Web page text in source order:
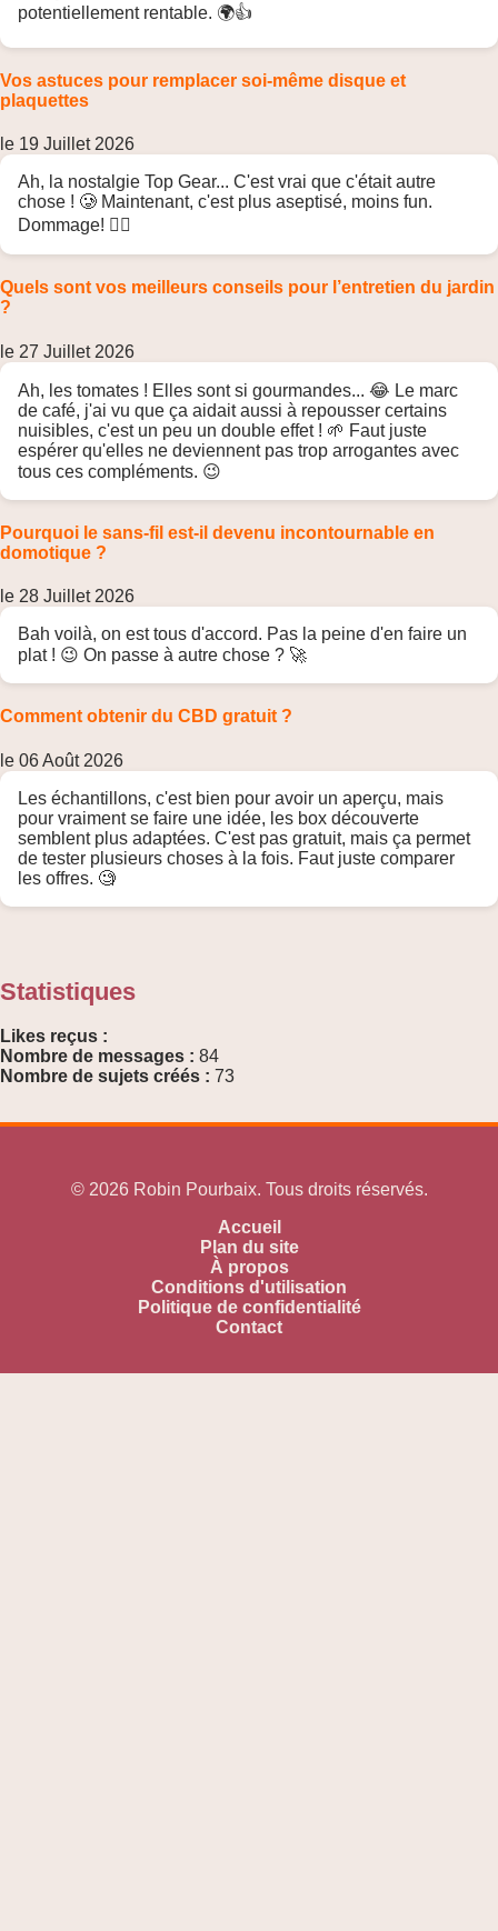
potentiellement rentable. 🌍👍
Vos astuces pour remplacer soi-même disque et
plaquettes
le 19 Juillet 2026
Ah, la nostalgie Top Gear... C'est vrai que c'était autre
chose ! 🥲 Maintenant, c'est plus aseptisé, moins fun.
Dommage! 🤷‍♀️
Quels sont vos meilleurs conseils pour l’entretien du jardin
?
le 27 Juillet 2026
Ah, les tomates ! Elles sont si gourmandes... 😂 Le marc
de café, j'ai vu que ça aidait aussi à repousser certains
nuisibles, c'est un peu un double effet ! 🌱 Faut juste
espérer qu'elles ne deviennent pas trop arrogantes avec
tous ces compléments. 😉
Pourquoi le sans-fil est-il devenu incontournable en
domotique ?
le 28 Juillet 2026
Bah voilà, on est tous d'accord. Pas la peine d'en faire un
plat ! 😉 On passe à autre chose ? 🚀
Comment obtenir du CBD gratuit ?
le 06 Août 2026
Les échantillons, c'est bien pour avoir un aperçu, mais
pour vraiment se faire une idée, les box découverte
semblent plus adaptées. C'est pas gratuit, mais ça permet
de tester plusieurs choses à la fois. Faut juste comparer
les offres. 🧐
Statistiques
Likes reçus :
Nombre de messages : 84
Nombre de sujets créés : 73
© 2026 Robin Pourbaix. Tous droits réservés.
Accueil
Plan du site
À propos
Conditions d'utilisation
Politique de confidentialité
Contact